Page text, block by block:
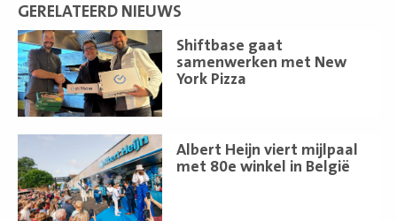
GERELATEERD NIEUWS
Shiftbase gaat
samenwerken met New
York Pizza
Lees
meer
Albert Heijn viert mijlpaal
met 80e winkel in België
meer